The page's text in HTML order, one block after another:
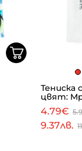
Тениска
цвят:
4.79€
9.37лв.